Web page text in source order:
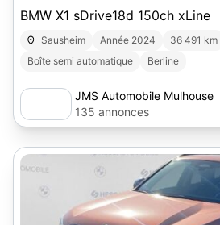
BMW X1 sDrive18d 150ch xLine
Sausheim Année 2024 36 491 km
Boîte semi automatique
Berline
JMS Automobile Mulhouse
135 annonces